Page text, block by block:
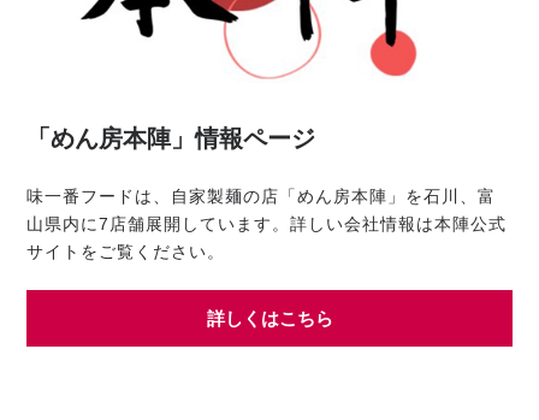
「めん房本陣」情報ページ
味一番フードは、自家製麺の店「めん房本陣」を石川、富
山県内に7店舗展開しています。詳しい会社情報は本陣公式
サイトをご覧ください。
詳しくはこちら